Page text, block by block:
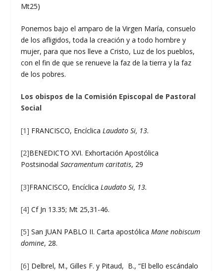
Mt25)
Ponemos bajo el amparo de la Virgen María, consuelo
de los afligidos, toda la creación y a todo hombre y
mujer, para que nos lleve a Cristo, Luz de los pueblos,
con el fin de que se renueve la faz de la tierra y la faz
de los pobres.
Los obispos de la Comisión Episcopal de Pastoral
Social
[1] FRANCISCO, EncíclicaLaudato Si, 13.
[2]BENEDICTO XVI. Exhortación Apostólica
PostsinodalSacramentum caritatis, 29
[3]FRANCISCO, Encíclica Laudato Si, 13.
[4] Cf Jn 13.35; Mt 25,31-46.
[5] San JUAN PABLO II. Carta apostólicaMane nobiscum
domine, 28.
[6] Delbrel, M., Gilles F. y Pitaud, B., “El bello escándalo